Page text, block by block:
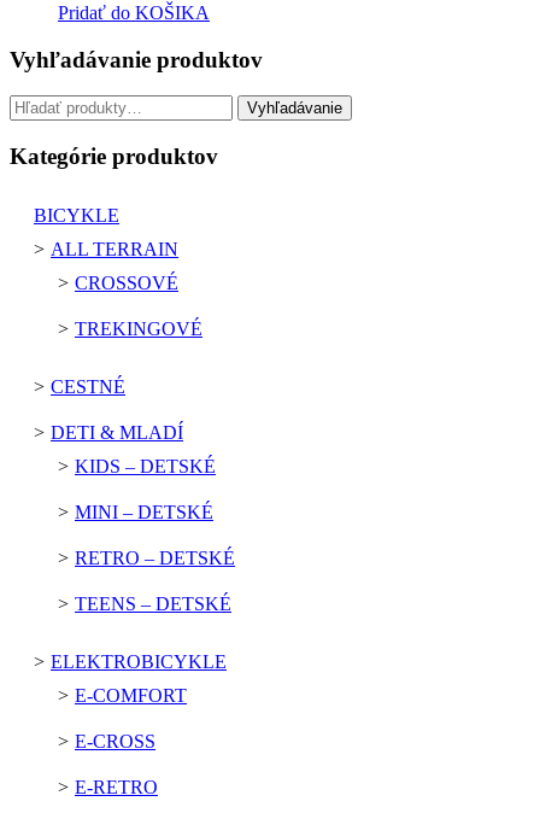
Pridať do KOŠIKA
Vyhľadávanie produktov
Hľadať: Vyhľadávanie
Kategórie produktov
BICYKLE
ALL TERRAIN
CROSSOVÉ
TREKINGOVÉ
CESTNÉ
DETI & MLADÍ
KIDS – DETSKÉ
MINI – DETSKÉ
RETRO – DETSKÉ
TEENS – DETSKÉ
ELEKTROBICYKLE
E-COMFORT
E-CROSS
E-RETRO